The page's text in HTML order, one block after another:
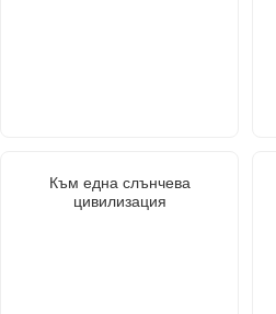
Към една слънчева
цивилизация